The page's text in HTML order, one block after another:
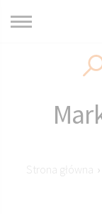
Strona główna ›